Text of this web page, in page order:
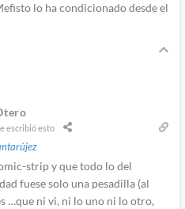
lo ha condicionado desde el
escribió esto
strip y que todo lo del
fuese solo una pesadilla (al
…que ni vi, ni lo uno ni lo otro,